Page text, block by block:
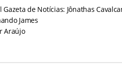
de Notícias: Jônathas
James
Araújo